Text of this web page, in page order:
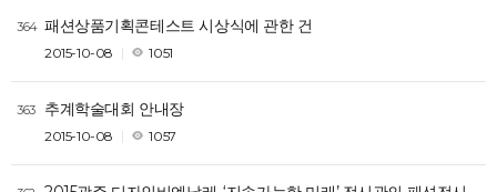
364 패션상품기획콘테스트 시상식에 관한 건
2015-10-08 1051
363 추계학술대회 안내장
2015-10-08 1057